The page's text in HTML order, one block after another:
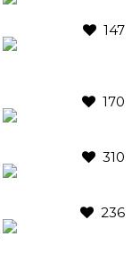
147
170
310
236